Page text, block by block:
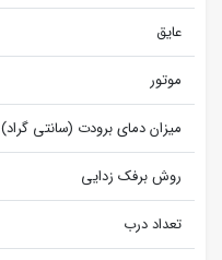
عایق
موتور
میزان دمای برودت (سانتی گراد)
روش برفک زدایی
تعداد درب